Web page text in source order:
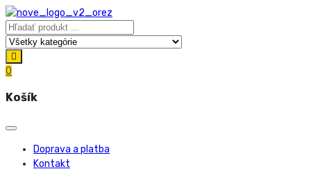
0
Košík
Doprava a platba
Kontakt